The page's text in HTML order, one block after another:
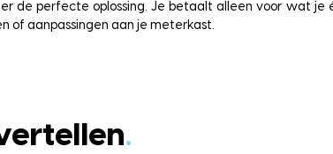
de perfecte oplossing. Je betaalt alleen voor wat je
of aanpassingen aan je meterkast.
.